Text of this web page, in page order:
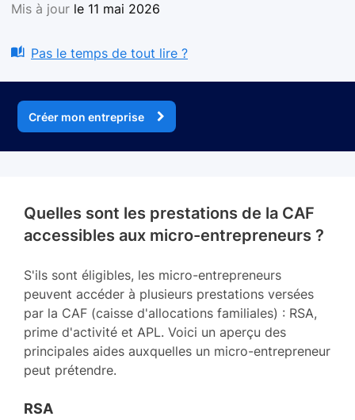
Mis à jour le 11 mai 2026
Pas le temps de tout lire ?
Créer mon entreprise
Quelles sont les prestations de la CAF
accessibles aux micro-entrepreneurs ?
S'ils sont éligibles, les micro-entrepreneurs
peuvent accéder à plusieurs prestations versées
par la CAF (caisse d'allocations familiales) : RSA,
prime d'activité et APL. Voici un aperçu des
principales aides auxquelles un micro-entrepreneur
peut prétendre.
RSA